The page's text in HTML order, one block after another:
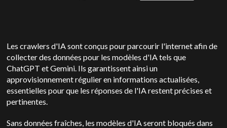
Les crawlers d'IA sont conçus pour parcourir l'internet afin de
collecter des données pour les modèles d'IA tels que
ChatGPT et Gemini. Ils garantissent ainsi un
approvisionnement régulier en informations actualisées,
essentielles pour que les réponses de l'IA restent précises et
pertinentes.
Sans données fraîches, les modèles d'IA seront bloqués dans